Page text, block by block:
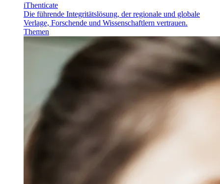
iThenticate
Die führende Integritätslösung, der regionale und globale
Verlage, Forschende und Wissenschaftlern vertrauen.
Themen